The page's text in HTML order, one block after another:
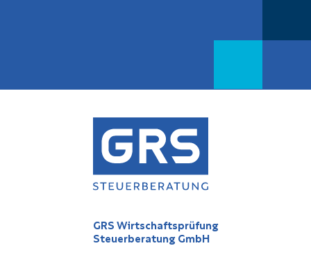
GRS Wirtschaftsprüfung
Steuerberatung GmbH